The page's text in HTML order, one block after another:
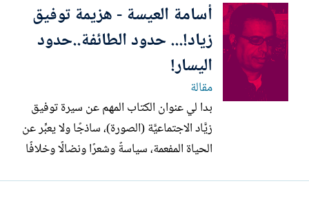
أسامة العيسة - هزيمة توفيق
زياد!... حدود الطائفة..حدود
اليسار!
مقالة
بدا لي عنوان الكتاب المهم عن سيرة توفيق
زيَّاد الاجتماعيَّة (الصورة)، ساذجًا ولا يعبِّر عن
الحياة المفعمة، سياسةً وشعرًا ونضالًا وخلافًا